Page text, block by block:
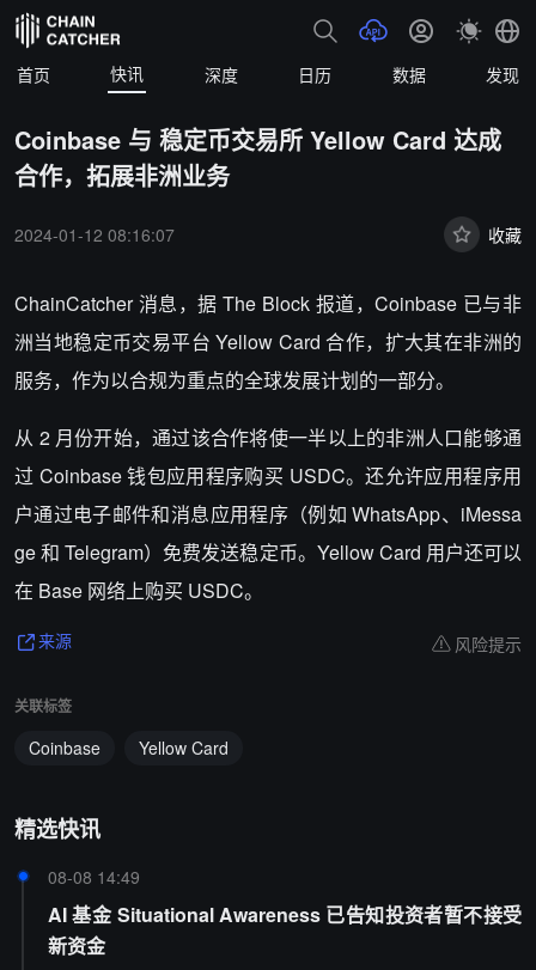
首页 快讯 深度 日历 数据 发现
Coinbase 与 稳定币交易所 Yellow Card 达成
合作，拓展非洲业务
2024-01-12 08:16:07 收藏
ChainCatcher 消息，据 The Block 报道，Coinbase 已与非
洲当地稳定币交易平台 Yellow Card 合作，扩大其在非洲的
服务，作为以合规为重点的全球发展计划的一部分。
从 2 月份开始，通过该合作将使一半以上的非洲人口能够通
过 Coinbase 钱包应用程序购买 USDC。还允许应用程序用
户通过电子邮件和消息应用程序（例如 WhatsApp、iMessa
ge 和 Telegram）免费发送稳定币。Yellow Card 用户还可以
在 Base 网络上购买 USDC。
来源 风险提示
关联标签
Coinbase Yellow Card
精选快讯
08-08 14:49
AI 基金 Situational Awareness 已告知投资者暂不接受
新资金